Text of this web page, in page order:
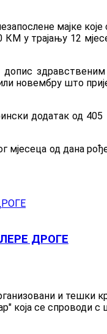
мајке
у трајању 12
допис
новембру што
додатак од
од дана
ДРОГЕ
и тешки
која се